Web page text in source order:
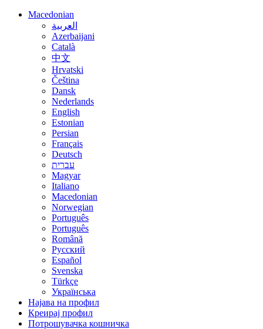
Macedonian
العربية
Azerbaijani
Català
中文
Hrvatski
Čeština
Dansk
Nederlands
English
Estonian
Persian
Français
Deutsch
עברית
Magyar
Italiano
Macedonian
Norwegian
Português
Português
Română
Русский
Español
Svenska
Türkçe
Українська
Најава на профил
Креирај профил
Потрошувачка кошничка